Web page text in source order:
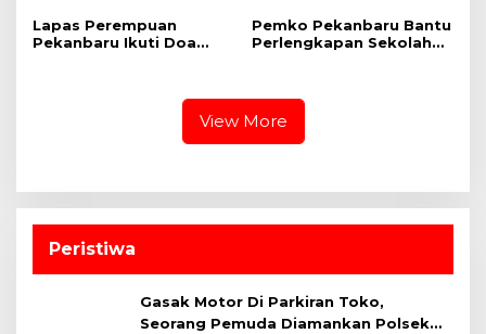
Lapas Perempuan
Pekanbaru Ikuti Doa
Kemerdekaan RI Secara
Pemko Pekanbaru Bantu
Perlengkapan Sekolah
View More
Peristiwa
Gasak Motor Di Parkiran Toko,
Seorang Pemuda Diamankan Polsek